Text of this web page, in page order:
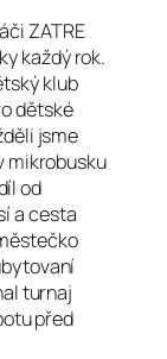
ZATRE
každý rok.
klub
dětské
jsme
mikrobusku
od
a cesta
turnaj
před